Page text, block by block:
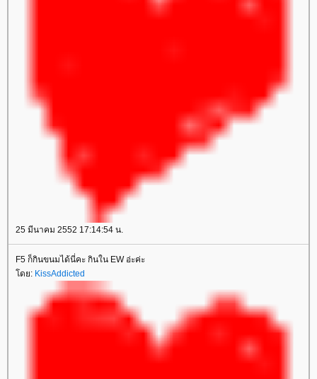
25 มีนาคม 2552 17:14:54 น.
F5 ก็กินขนมได้นี่คะ กินใน EW อ่ะค่ะ
ดย: KissAddicted